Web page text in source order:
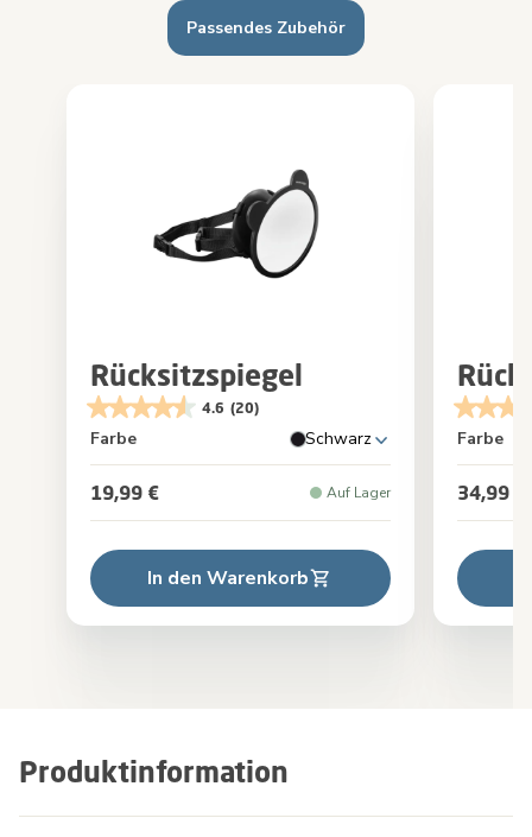
Produktinformation
Passendes Zubehör
Rücksitzspiegel
4.6 (20)
Farbe Schwarz
19,99 € Auf Lager
In den Warenkorb
Farbe
34,99 €